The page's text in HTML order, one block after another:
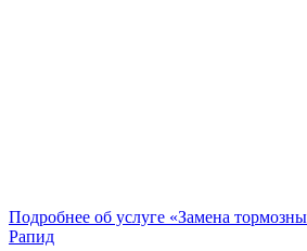
Подробнее об услуге «Замена
Рапид